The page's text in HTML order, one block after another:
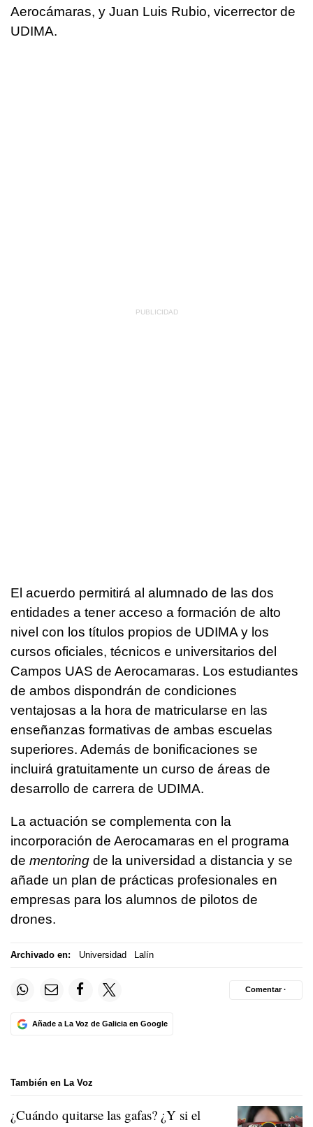
Aerocámaras, y Juan Luis Rubio, vicerrector de
UDIMA.
El acuerdo permitirá al alumnado de las dos
entidades a tener acceso a formación de alto
nivel con los títulos propios de UDIMA y los
cursos oficiales, técnicos e universitarios del
Campos UAS de Aerocamaras. Los estudiantes
de ambos dispondrán de condiciones
ventajosas a la hora de matricularse en las
enseñanzas formativas de ambas escuelas
superiores. Además de bonificaciones se
incluirá gratuitamente un curso de áreas de
desarrollo de carrera de UDIMA.
La actuación se complementa con la
incorporación de Aerocamaras en el programa
de mentoring de la universidad a distancia y se
añade un plan de prácticas profesionales en
empresas para los alumnos de pilotos de
drones.
Archivado en: Universidad Lalín
Añade a La Voz de Galicia en Google
Comentar ·
También en La Voz
¿Cuándo quitarse las gafas? ¿Y si el